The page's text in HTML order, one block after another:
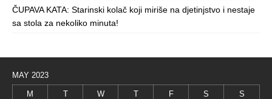
ČUPAVA KATA: Starinski kolač koji miriše na djetinjstvo i nestaje
sa stola za nekoliko minuta!
MAY 2023
M T W T F S S